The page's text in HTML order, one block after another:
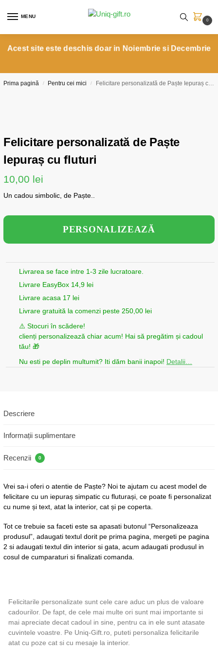
MENU
0
Acest site este deschis doar in Noiembrie si Decembrie
Prima pagină / Pentru cei mici / Felicitare personalizată de Paște Iepuraș cu fluturi
Felicitare personalizată de Paște
Iepuraș cu fluturi
10,00 lei
Un cadou simbolic, de Paște..
PERSONALIZEAZĂ
Livrarea se face intre 1-3 zile lucratoare.
Livrare EasyBox 14,9 lei
Livrare acasa 17 lei
Livrare gratuită la comenzi peste 250,00 lei
⚠️ Stocuri în scădere!
clienți personalizează chiar acum! Hai să pregătim și cadoul
tău! 🎁
Nu esti pe deplin multumit? Iti dăm banii inapoi! Detalii…
Descriere
Informații suplimentare
Recenzii 0
Vrei sa-i oferi o atentie de Paște? Noi te ajutam cu acest model de
felicitare cu un iepuraș simpatic cu fluturași, ce poate fi personalizat
cu nume și text, atat la interior, cat și pe coperta.
Tot ce trebuie sa faceti este sa apasati butonul “Personalizeaza
produsul”, adaugati textul dorit pe prima pagina, mergeti pe pagina
2 si adaugati textul din interior si gata, acum adaugati produsul in
cosul de cumparaturi si finalizati comanda.
Felicitarile personalizate sunt cele care aduc un plus de valoare
cadourilor. De fapt, de cele mai multe ori sunt mai importante si
mai apreciate decat cadoul in sine, pentru ca in ele sunt atasate
cuvintele voastre. Pe Uniq-Gift.ro, puteti personaliza felicitarile
atat cu poze cat si cu mesaje la interior.